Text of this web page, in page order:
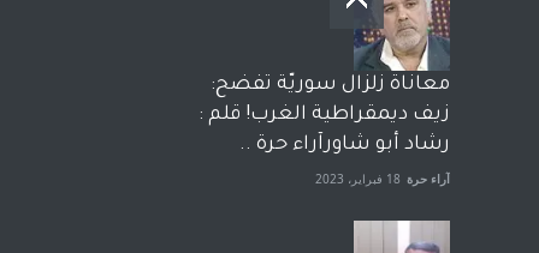
معاناة زلزال سوريّة تفضح:
زيف ديمقراطية الغرب! قلم :
رشاد أبو شاورآراء حرة ..
آراء حرة 18 فبراير، 2023